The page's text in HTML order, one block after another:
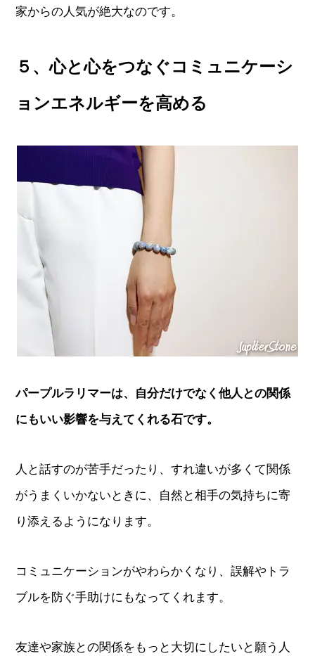
家からの人気が絶大なのです。
５、心と心をつなぐコミュニケーシ
ョンエネルギーを高める
パープルラリマーは、自分だけでなく他人との関係
にもいい影響を与えてくれる石です。
人と話すのが苦手だったり、すれ違いが多くて関係
がうまくいかないときに、自然と相手の気持ちに寄
り添えるようになります。
コミュニケーションがやわらかくなり、誤解やトラ
ブルを防ぐ手助けにもなってくれます。
友達や家族との関係をもっと大切にしたいと願う人